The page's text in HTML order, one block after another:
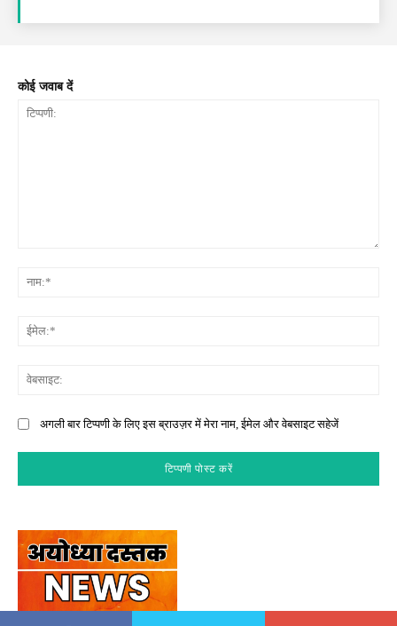
कोई जवाब दें
अगली बार टिप्पणी के लिए इस ब्राउज़र में मेरा नाम, ईमेल और वेबसाइट सहेजें